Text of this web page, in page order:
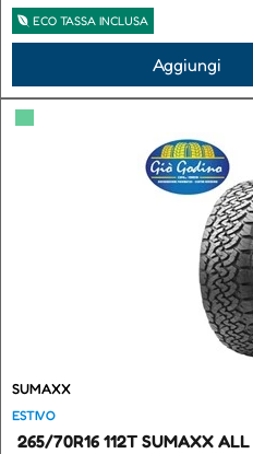
ECO TASSA INCLUSA
Aggiungi
▀
SUMAXX
ESTIVO
265/70R16 112T SUMAXX